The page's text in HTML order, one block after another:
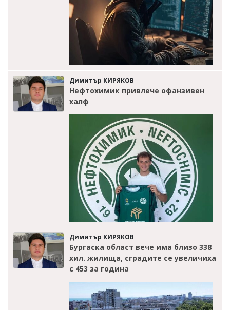
Димитър КИРЯКОВ
Нефтохимик привлече офанзивен
халф
Димитър КИРЯКОВ
Бургаска област вече има близо 338
хил. жилища, сградите се увеличиха
с 453 за година